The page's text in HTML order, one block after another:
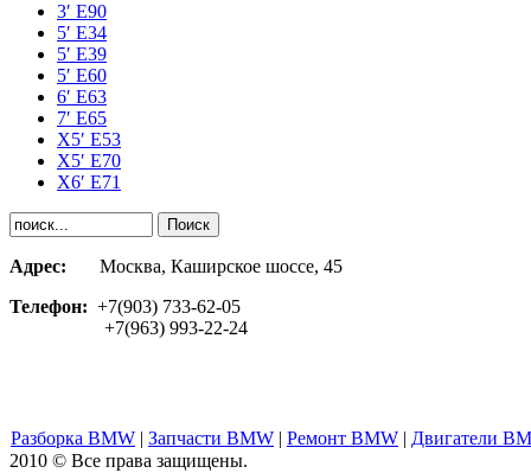
3′ E90
5′ E34
5′ E39
5′ E60
6′ E63
7′ E65
Х5′ E53
X5′ E70
X6′ E71
Адрес: Москва, Каширское шоссе, 45
Телефон: +7(903) 733-62-05
+7(963) 993-22-24
Разборка BMW | Запчасти BMW | Ремонт BMW | Двигатели
2010 © Все права защищены.